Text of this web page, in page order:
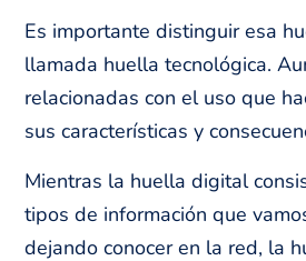
Es importante distinguir esa
llamada huella tecnológica.
relacionadas con el uso que
sus características y
Mientras la huella digital
tipos de información que
dejando conocer en la red, la